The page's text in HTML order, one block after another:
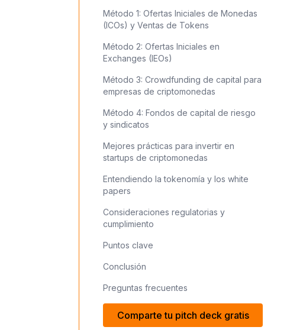
Método 1: Ofertas Iniciales de Monedas
(ICOs) y Ventas de Tokens
Método 2: Ofertas Iniciales en
Exchanges (IEOs)
Método 3: Crowdfunding de capital para
empresas de criptomonedas
Método 4: Fondos de capital de riesgo
y sindicatos
Mejores prácticas para invertir en
startups de criptomonedas
Entendiendo la tokenomía y los white
papers
Consideraciones regulatorias y
cumplimiento
Puntos clave
Conclusión
Preguntas frecuentes
Comparte tu pitch deck gratis